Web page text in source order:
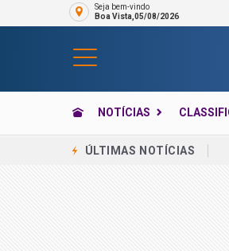
Seja bem-vindo
Boa Vista,05/08/2026
NOTÍCIAS
ÚLTIMAS NOTÍCIAS